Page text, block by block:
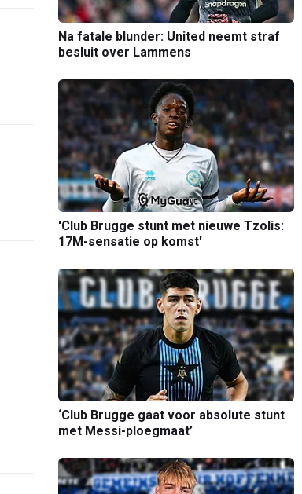
Na fatale blunder: United neemt straf
besluit over Lammens
'Club Brugge stunt met nieuwe Tzolis:
17M-sensatie op komst'
‘Club Brugge gaat voor absolute stunt
met Messi-ploegmaat’